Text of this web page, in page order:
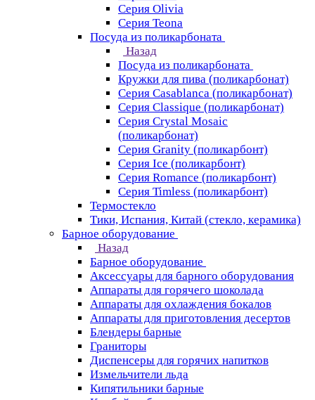
Серия Olivia
Серия Teona
Посуда из поликарбоната
Назад
Посуда из поликарбоната
Кружки для пива (поликарбонат)
Серия Casablanсa (поликарбонат)
Серия Classique (поликарбонат)
Серия Crystal Mosaic
(поликарбонат)
Серия Granity (поликарбонт)
Серия Ice (поликарбонт)
Серия Romance (поликарбонт)
Серия Timless (поликарбонт)
Термостекло
Тики, Испания, Китай (стекло, керамика)
Барное оборудование
Назад
Барное оборудование
Аксессуары для барного оборудования
Аппараты для горячего шоколада
Аппараты для охлаждения бокалов
Аппараты для приготовления десертов
Блендеры барные
Граниторы
Диспенсеры для горячих напитков
Измельчители льда
Кипятильники барные